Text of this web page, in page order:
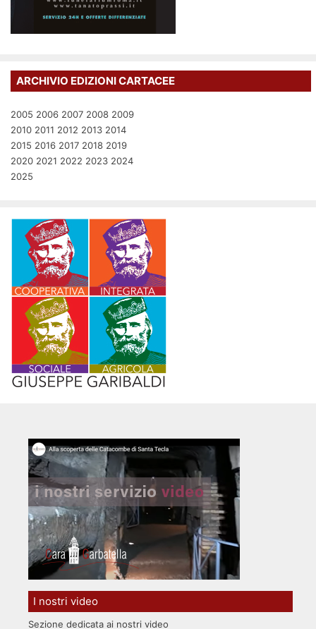
ARCHIVIO EDIZIONI CARTACEE
2005 2006 2007 2008 2009
2010 2011 2012 2013 2014
2015 2016 2017 2018 2019
2020 2021 2022 2023 2024
2025
I nostri video
Sezione dedicata ai nostri video